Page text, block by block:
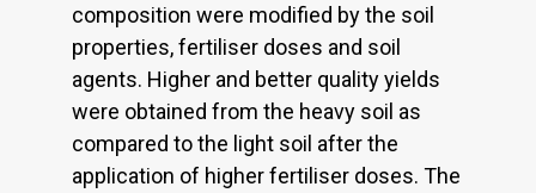
composition were modified by the soil
properties, fertiliser doses and soil
agents. Higher and better quality yields
were obtained from the heavy soil as
compared to the light soil after the
application of higher fertiliser doses. The